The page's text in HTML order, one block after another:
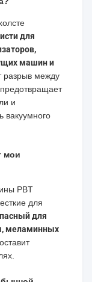
для
машин и
разрыв между
и
вакуумного
мои
PBT
для
для
меламинных